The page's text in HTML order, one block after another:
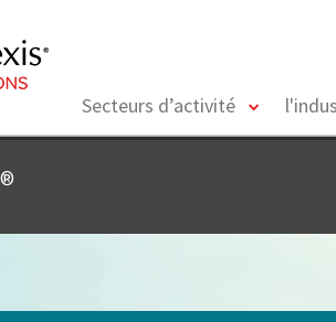
Secteurs d’activité
toggle